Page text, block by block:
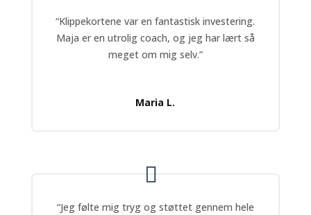
“Klippekortene var en fantastisk investering.
Maja er en utrolig coach, og jeg har lært så
meget om mig selv.”
Maria L.
“Jeg følte mig tryg og støttet gennem hele